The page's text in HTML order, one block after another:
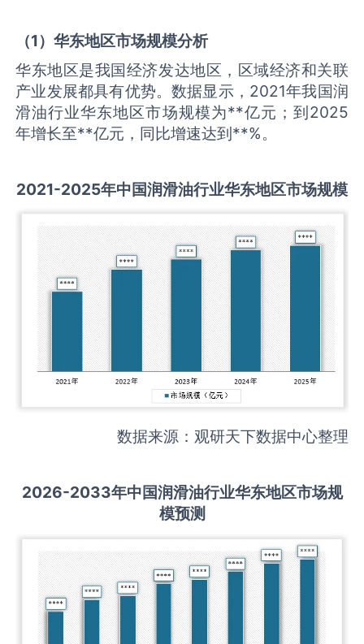
（1）华东地区市场规模分析
华东地区是我国经济发达地区，区域经济和关联
产业发展都具有优势。数据显示，2021年我国润
滑油行业华东地区市场规模为**亿元；到2025
年增长至**亿元，同比增速达到**%。
2021-2025年中国润滑油行业华东地区市场规模
数据来源：观研天下数据中心整理
2026-2033年中国润滑油行业华东地区市场规
模预测